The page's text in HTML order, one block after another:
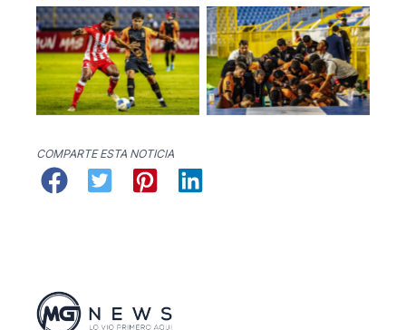
No Caption No Caption
COMPARTE ESTA NOTICIA